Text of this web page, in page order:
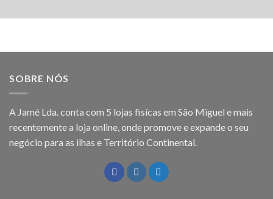
SOBRE NÓS
A Jamé Lda. conta com 5 lojas fisícas em São Miguel e mais
recentemente a loja online, onde promove e expande o seu
negócio para as ilhas e Território Continental.